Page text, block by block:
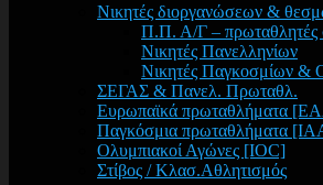
Νικητές διοργανώσεων &
Π.Π. Α/Γ – πρωταθλητές
Νικητές Πανελληνίων
Νικητές Παγκοσμίων &
ΣΕΓΑΣ & Πανελ. Πρωταθλ.
Ευρωπαϊκά πρωταθλήματα
Παγκόσμια πρωταθλήματα
Ολυμπιακοί Αγώνες [IOC]
Στίβος / Κλασ.Αθλητισμός